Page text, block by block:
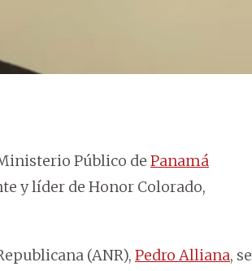
Público de Panamá
y líder de Honor Colorado,
(ANR), Pedro Alliana, se